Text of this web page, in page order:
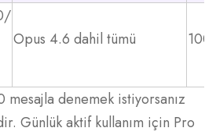
Opus 4.6 dahil tümü
mesajla denemek istiyorsanız
Günlük aktif kullanım için Pro